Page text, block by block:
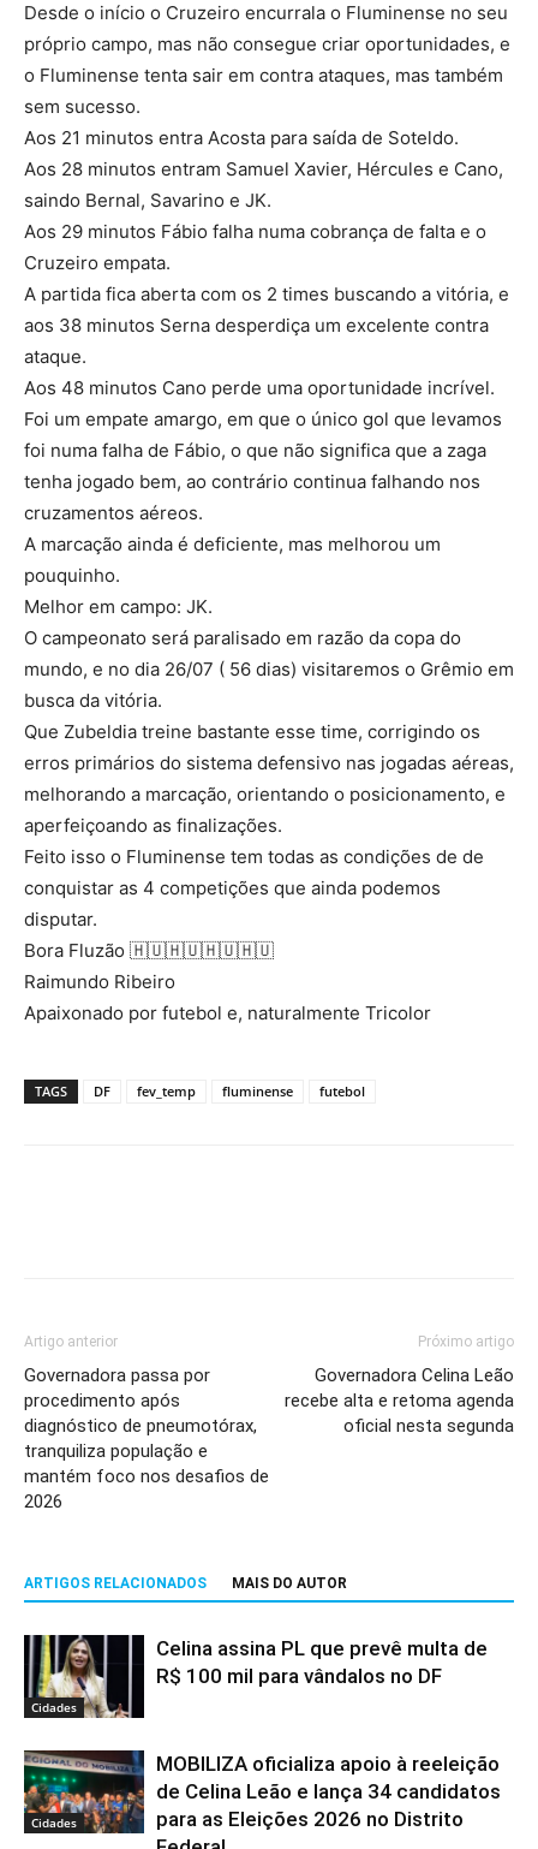
Desde o início o Cruzeiro encurrala o Fluminense no seu
próprio campo, mas não consegue criar oportunidades, e
o Fluminense tenta sair em contra ataques, mas também
sem sucesso.
Aos 21 minutos entra Acosta para saída de Soteldo.
Aos 28 minutos entram Samuel Xavier, Hércules e Cano,
saindo Bernal, Savarino e JK.
Aos 29 minutos Fábio falha numa cobrança de falta e o
Cruzeiro empata.
A partida fica aberta com os 2 times buscando a vitória, e
aos 38 minutos Serna desperdiça um excelente contra
ataque.
Aos 48 minutos Cano perde uma oportunidade incrível.
Foi um empate amargo, em que o único gol que levamos
foi numa falha de Fábio, o que não significa que a zaga
tenha jogado bem, ao contrário continua falhando nos
cruzamentos aéreos.
A marcação ainda é deficiente, mas melhorou um
pouquinho.
Melhor em campo: JK.
O campeonato será paralisado em razão da copa do
mundo, e no dia 26/07 ( 56 dias) visitaremos o Grêmio em
busca da vitória.
Que Zubeldia treine bastante esse time, corrigindo os
erros primários do sistema defensivo nas jogadas aéreas,
melhorando a marcação, orientando o posicionamento, e
aperfeiçoando as finalizações.
Feito isso o Fluminense tem todas as condições de de
conquistar as 4 competições que ainda podemos
disputar.
Bora Fluzão 🇭🇺🇭🇺🇭🇺🇭🇺
Raimundo Ribeiro
Apaixonado por futebol e, naturalmente Tricolor
TAGS DF fev_temp fluminense futebol
Artigo anterior
Governadora passa por
procedimento após
diagnóstico de pneumotórax,
tranquiliza população e
mantém foco nos desafios de
2026
Próximo artigo
Governadora Celina Leão
recebe alta e retoma agenda
oficial nesta segunda
ARTIGOS RELACIONADOS MAIS DO AUTOR
Cidades
Celina assina PL que prevê multa de
R$ 100 mil para vândalos no DF
Cidades
MOBILIZA oficializa apoio à reeleição
de Celina Leão e lança 34 candidatos
para as Eleições 2026 no Distrito